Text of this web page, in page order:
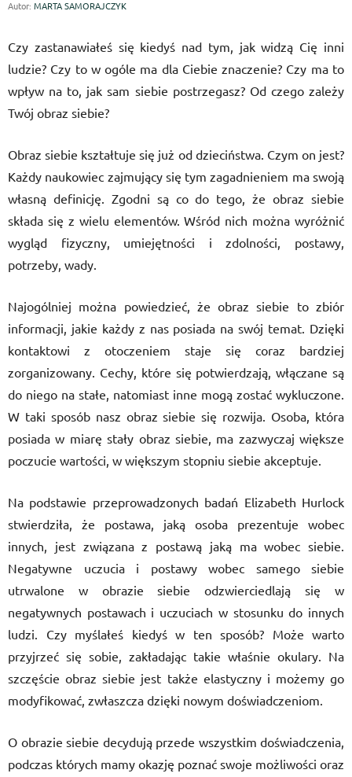
Autor: MARTA SAMORAJCZYK
Czy zastanawiałeś się kiedyś nad tym, jak widzą Cię inni
ludzie? Czy to w ogóle ma dla Ciebie znaczenie? Czy ma to
wpływ na to, jak sam siebie postrzegasz? Od czego zależy
Twój obraz siebie?
Obraz siebie kształtuje się już od dzieciństwa. Czym on jest?
Każdy naukowiec zajmujący się tym zagadnieniem ma swoją
własną definicję. Zgodni są co do tego, że obraz siebie
składa się z wielu elementów. Wśród nich można wyróżnić
wygląd fizyczny, umiejętności i zdolności, postawy,
potrzeby, wady.
Najogólniej można powiedzieć, że obraz siebie to zbiór
informacji, jakie każdy z nas posiada na swój temat. Dzięki
kontaktowi z otoczeniem staje się coraz bardziej
zorganizowany. Cechy, które się potwierdzają, włączane są
do niego na stałe, natomiast inne mogą zostać wykluczone.
W taki sposób nasz obraz siebie się rozwija. Osoba, która
posiada w miarę stały obraz siebie, ma zazwyczaj większe
poczucie wartości, w większym stopniu siebie akceptuje.
Na podstawie przeprowadzonych badań Elizabeth Hurlock
stwierdziła, że postawa, jaką osoba prezentuje wobec
innych, jest związana z postawą jaką ma wobec siebie.
Negatywne uczucia i postawy wobec samego siebie
utrwalone w obrazie siebie odzwierciedlają się w
negatywnych postawach i uczuciach w stosunku do innych
ludzi. Czy myślałeś kiedyś w ten sposób? Może warto
przyjrzeć się sobie, zakładając takie właśnie okulary. Na
szczęście obraz siebie jest także elastyczny i możemy go
modyfikować, zwłaszcza dzięki nowym doświadczeniom.
O obrazie siebie decydują przede wszystkim doświadczenia,
podczas których mamy okazję poznać swoje możliwości oraz